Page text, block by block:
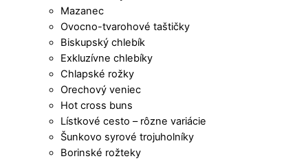
Mazanec
Ovocno-tvarohové taštičky
Biskupský chlebík
Exkluzívne chlebíky
Chlapské rožky
Orechový veniec
Hot cross buns
Lístkové cesto – rôzne variácie
Šunkovo syrové trojuholníky
Borinské rožteky